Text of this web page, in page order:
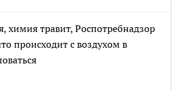
химия травит, Роспотребнадзор
происходит с воздухом в